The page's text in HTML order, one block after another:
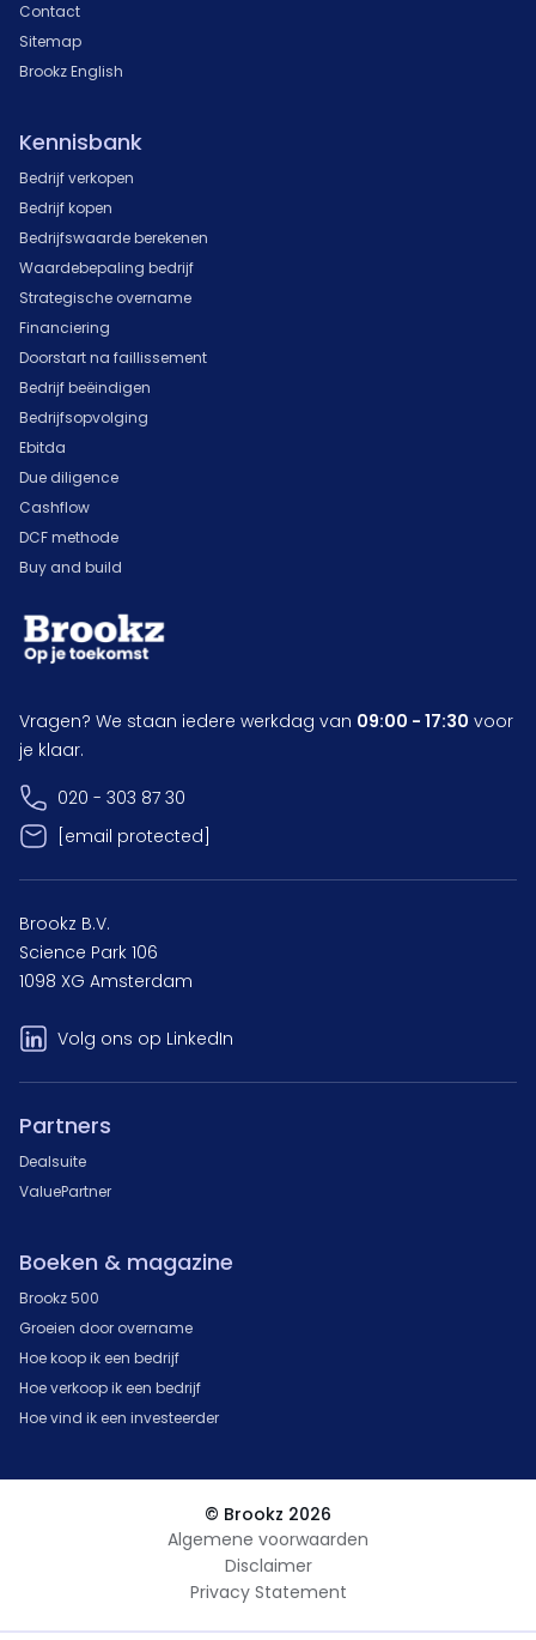
Contact
Sitemap
Brookz English
Kennisbank
Bedrijf verkopen
Bedrijf kopen
Bedrijfswaarde berekenen
Waardebepaling bedrijf
Strategische overname
Financiering
Doorstart na faillissement
Bedrijf beëindigen
Bedrijfsopvolging
Ebitda
Due diligence
Cashflow
DCF methode
Buy and build
Vragen? We staan iedere werkdag van 09:00 - 17:30 voor
je klaar.
020 - 303 87 30
[email protected]
Brookz B.V.
Science Park 106
1098 XG Amsterdam
Volg ons op LinkedIn
Partners
Dealsuite
ValuePartner
Boeken & magazine
Brookz 500
Groeien door overname
Hoe koop ik een bedrijf
Hoe verkoop ik een bedrijf
Hoe vind ik een investeerder
© Brookz 2026
Algemene voorwaarden
Disclaimer
Privacy Statement